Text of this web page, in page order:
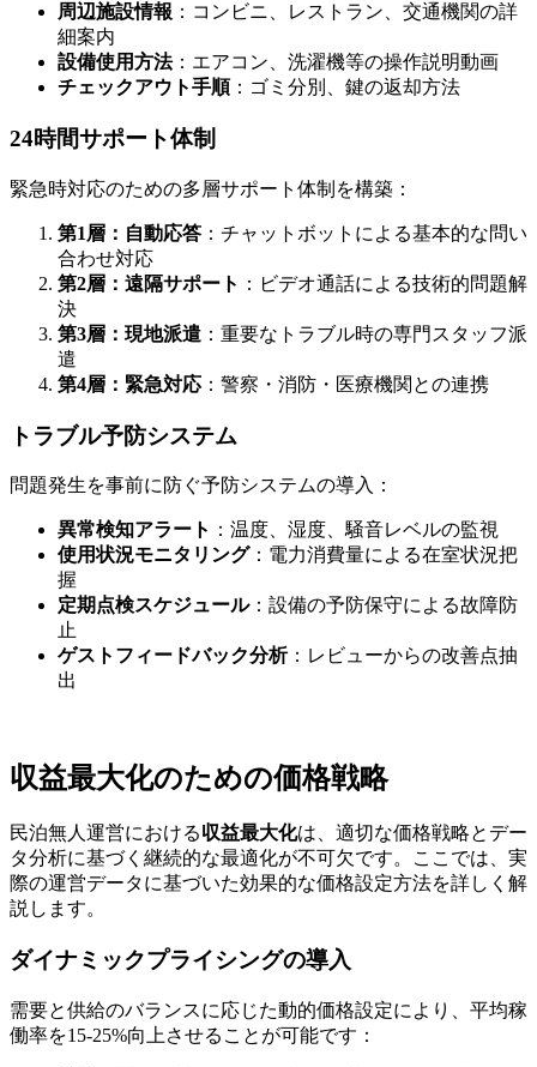
周辺施設情報 ：コンビニ、レストラン、交通機関の詳
細案内
設備使用方法：エアコン、洗濯機等の操作説明動画
チェックアウト手順：ゴミ分別、鍵の返却方法
24時間サポート体制
緊急時対応のための多層サポート体制を構築：
第1層：自動応答 ：チャットボットによる基本的な問い
合わせ対応
第2層：遠隔サポート ：ビデオ通話による技術的問題解
決
第3層：現地派遣 ：重要なトラブル時の専門スタッフ派
遣
第4層：緊急対応 ：警察・消防・医療機関との連携
トラブル予防システム
問題発生を事前に防ぐ予防システムの導入：
異常検知アラート ：温度、湿度、騒音レベルの監視
使用状況モニタリング：電力消費量による在室状況把
握
定期点検スケジュール：設備の予防保守による故障防
止
ゲストフィードバック分析：レビューからの改善点抽
出
収益最大化のための価格戦略
民泊無人運営における収益最大化は、適切な価格戦略とデー
タ分析に基づく継続的な最適化が不可欠です。ここでは、実
際の運営データに基づいた効果的な価格設定方法を詳しく解
説します。
ダイナミックプライシングの導入
需要と供給のバランスに応じた動的価格設定により、平均稼
働率を15-25%向上させることが可能です：